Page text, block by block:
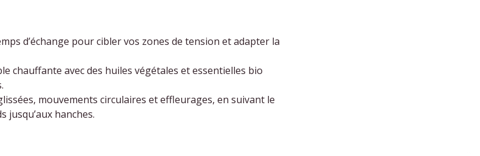
d’échange pour cibler vos zones de tension et adapter la
chauffante avec des huiles végétales et essentielles bio
mouvements circulaires et effleurages, en suivant le
jusqu’aux hanches.